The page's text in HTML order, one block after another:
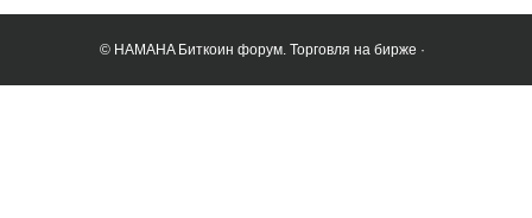
© HAMAHA Биткоин форум. Торговля на бирже ·